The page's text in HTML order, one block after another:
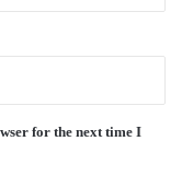
for the next time I